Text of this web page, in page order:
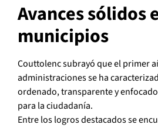
Avances sólidos
municipios
Couttolenc subrayó que el primer
administraciones se ha
ordenado, transparente y
para la ciudadanía.
Entre los logros destacados se